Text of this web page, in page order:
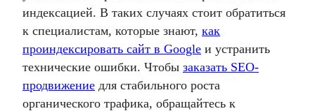
индексацией. В таких случаях стоит обратиться
к специалистам, которые знают, как
проиндексировать сайт в Google и устранить
технические ошибки. Чтобы заказать SEO-
продвижение для стабильного роста
органического трафика, обращайтесь к